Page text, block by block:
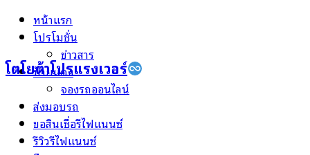
Skip
โตโยต้าโปรแรงเวอร์
หน้าแรก
โปรโมชั่น
ข่าวสาร
ป้ายแดง
จองรถออนไลน์
ส่งมอบรถ
ขอสินเชื่อรีไฟแนนซ์
รีวิวรีไฟแนนซ์